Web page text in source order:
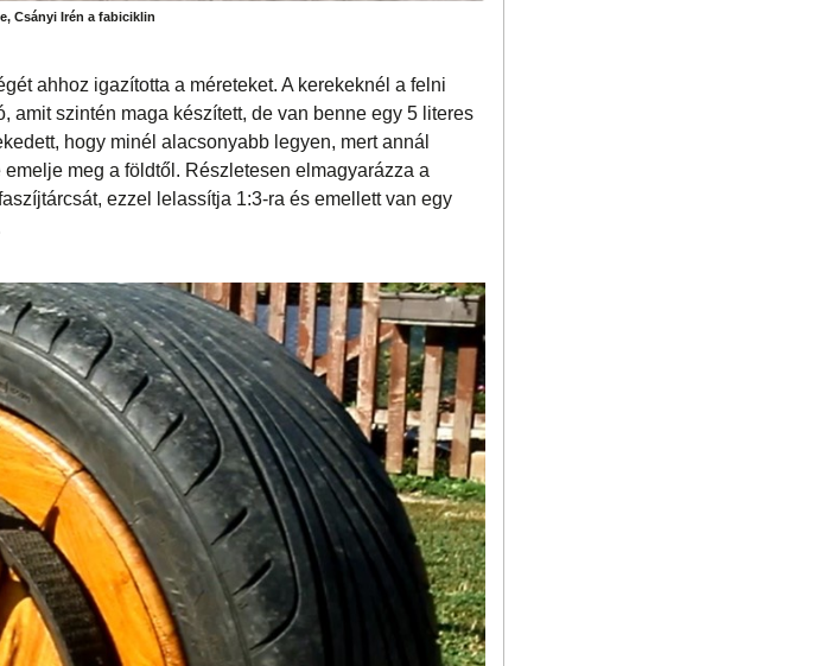
Csányi Irén a fabiciklin
ahhoz igazította a méreteket. A kerekeknél a felni
amit szintén maga készített, de van benne egy 5 literes
hogy minél alacsonyabb legyen, mert annál
meg a földtől. Részletesen elmagyarázza a
ezzel lelassítja 1:3-ra és emellett van egy